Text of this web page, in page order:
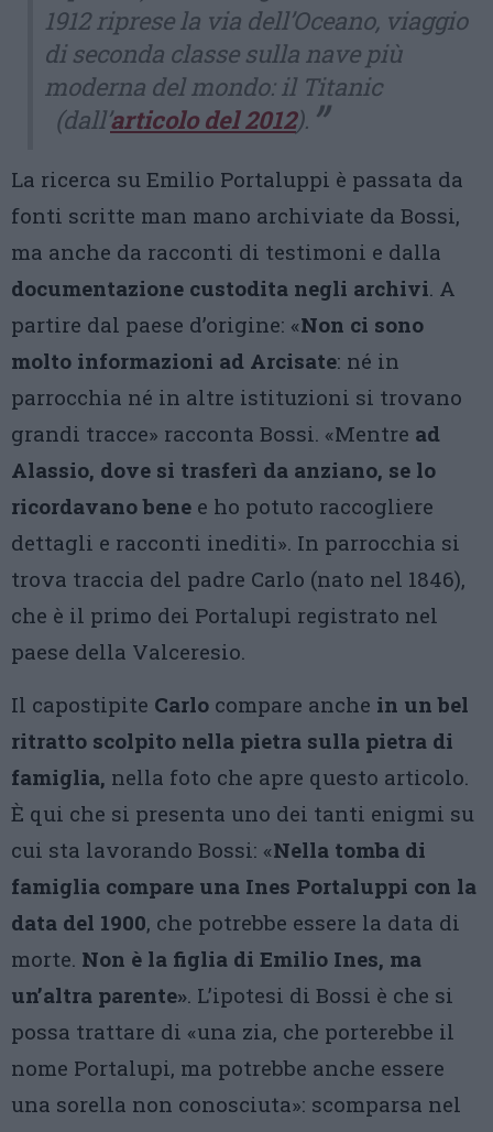
1912 riprese la via dell’Oceano, viaggio
di seconda classe sulla nave più
moderna del mondo: il Titanic
(dall’articolo del 2012).
La ricerca su Emilio Portaluppi è passata da
fonti scritte man mano archiviate da Bossi,
ma anche da racconti di testimoni e dalla
documentazione custodita negli archivi. A
partire dal paese d’origine: «Non ci sono
molto informazioni ad Arcisate: né in
parrocchia né in altre istituzioni si trovano
grandi tracce» racconta Bossi. «Mentre ad
Alassio, dove si trasferì da anziano, se lo
ricordavano bene e ho potuto raccogliere
dettagli e racconti inediti». In parrocchia si
trova traccia del padre Carlo (nato nel 1846),
che è il primo dei Portalupi registrato nel
paese della Valceresio.
Il capostipite Carlo compare anche in un bel
ritratto scolpito nella pietra sulla pietra di
famiglia, nella foto che apre questo articolo.
È qui che si presenta uno dei tanti enigmi su
cui sta lavorando Bossi: «Nella tomba di
famiglia compare una Ines Portaluppi con la
data del 1900, che potrebbe essere la data di
morte. Non è la figlia di Emilio Ines, ma
un’altra parente». L’ipotesi di Bossi è che si
possa trattare di «una zia, che porterebbe il
nome Portalupi, ma potrebbe anche essere
una sorella non conosciuta»: scomparsa nel